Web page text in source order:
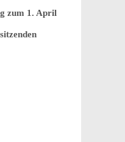
zum 1. April